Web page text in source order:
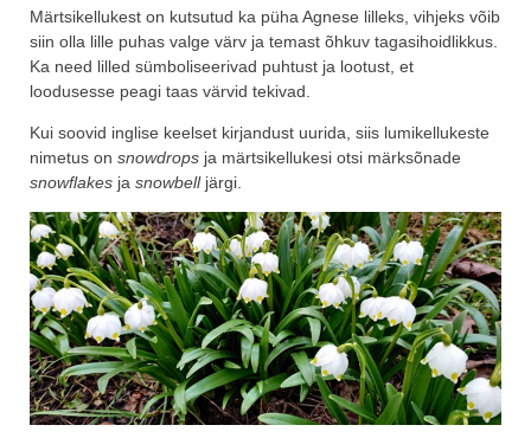
Märtsikellukest on kutsutud ka püha Agnese lilleks, vihjeks võib
siin olla lille puhas valge värv ja temast õhkuv tagasihoidlikkus.
Ka need lilled sümboliseerivad puhtust ja lootust, et
loodusesse peagi taas värvid tekivad.
Kui soovid inglise keelset kirjandust uurida, siis lumikellukeste
nimetus on snowdrops ja märtsikellukesi otsi märksõnade
snowflakes ja snowbelljärgi.